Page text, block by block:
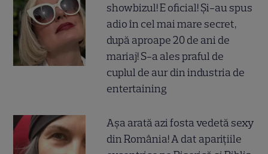
showbizul! E oficial! Și-au spus
adio în cel mai mare secret,
după aproape 20 de ani de
mariaj! S-a ales praful de
cuplul de aur din industria de
entertaining
Așa arată azi fosta vedetă sexy
din România! A dat aparițiile